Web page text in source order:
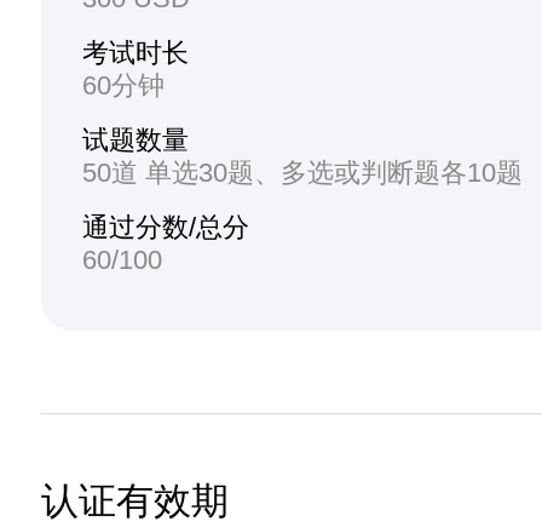
考试时长
60分钟
试题数量
50道 单选30题、多选或判断题各10题
通过分数/总分
60/100
认证有效期